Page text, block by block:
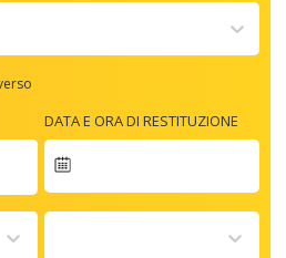
DATA E ORA DI RESTITUZIONE